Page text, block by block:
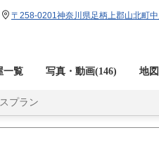
〒258-0201神奈川県足柄上郡山北町
一覧 写真・動画(146) 地
プラン